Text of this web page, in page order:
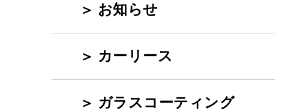
お知らせ
カーリース
ガラスコーティング